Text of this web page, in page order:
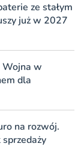
ze stałym
już w 2027
Wojna w
dla
na rozwój.